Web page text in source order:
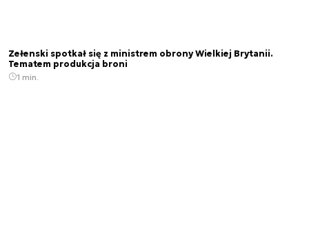
Zełenski spotkał się z ministrem obrony Wielkiej Brytanii.
Tematem produkcja broni
1 min.